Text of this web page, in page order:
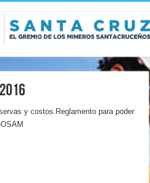
y costos.Reglamento para poder